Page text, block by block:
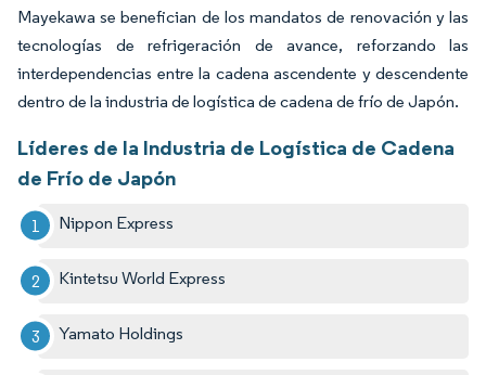
Mayekawa se benefician de los mandatos de renovación y las
tecnologías de refrigeración de avance, reforzando las
interdependencias entre la cadena ascendente y descendente
dentro de la industria de logística de cadena de frío de Japón.
Líderes de la Industria de Logística de Cadena
de Frío de Japón
Nippon Express
Kintetsu World Express
Yamato Holdings